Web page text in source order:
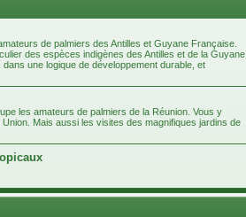
de palmiers des Antilles et Guyane Française.
des espèces indigènes des Antilles et de la Guyane
une logique de développement durable, et
les amateurs de palmiers de la Réunion. Vous y
Mais aussi les visites des magnifiques jardins de